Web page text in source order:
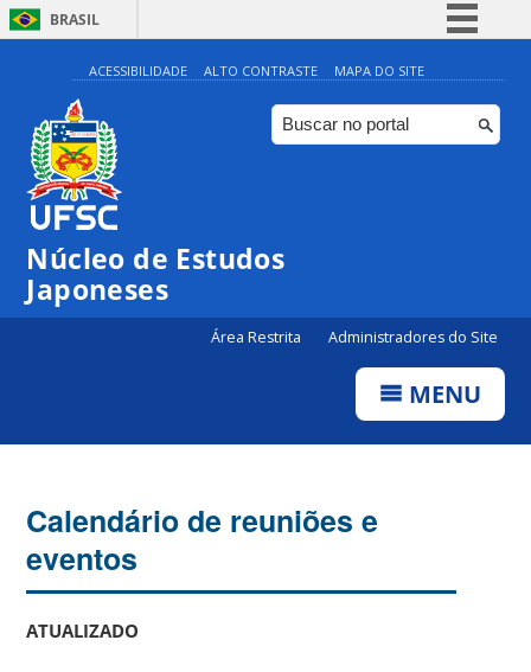
BRASIL
Simplifique!
Comunica BR
Participe
ACESSIBILIDADE ALTO CONTRASTE MAPA DO SITE
Núcleo de Estudos
Japoneses
Área Restrita Administradores do Site
MENU
Calendário de reuniões e
eventos
ATUALIZADO